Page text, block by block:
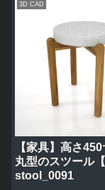
3D CAD
【家具】高さ
丸型のスツール
stool_0091